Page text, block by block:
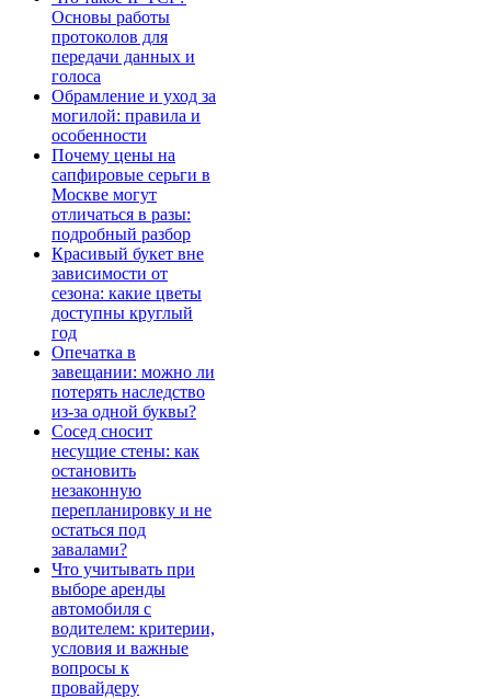
Основы работы
протоколов для
передачи данных и
голоса
Обрамление и уход за
могилой: правила и
особенности
Почему цены на
сапфировые серьги в
Москве могут
отличаться в разы:
подробный разбор
Красивый букет вне
зависимости от
сезона: какие цветы
доступны круглый
год
Опечатка в
завещании: можно ли
потерять наследство
из-за одной буквы?
Сосед сносит
несущие стены: как
остановить
незаконную
перепланировку и не
остаться под
завалами?
Что учитывать при
выборе аренды
автомобиля с
водителем: критерии,
условия и важные
вопросы к
провайдеру